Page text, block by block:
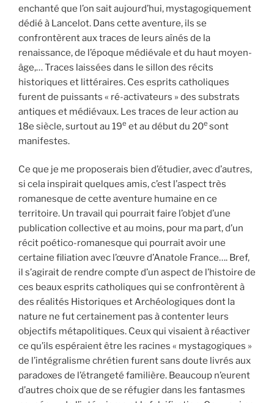
enchanté que l’on sait aujourd’hui, mystagogiquement
dédié à Lancelot. Dans cette aventure, ils se
confrontèrent aux traces de leurs aînés de la
renaissance, de l’époque médiévale et du haut moyen-
âge,… Traces laissées dans le sillon des récits
historiques et littéraires. Ces esprits catholiques
furent de puissants « ré-activateurs » des substrats
antiques et médiévaux. Les traces de leur action au
18e siècle, surtout au 19e et au début du 20e sont
manifestes.
Ce que je me proposerais bien d’étudier, avec d’autres,
si cela inspirait quelques amis, c’est l’aspect très
romanesque de cette aventure humaine en ce
territoire. Un travail qui pourrait faire l’objet d’une
publication collective et au moins, pour ma part, d’un
récit poético-romanesque qui pourrait avoir une
certaine filiation avec l’œuvre d’Anatole France…. Bref,
il s’agirait de rendre compte d’un aspect de l’histoire de
ces beaux esprits catholiques qui se confrontèrent à
des réalités Historiques et Archéologiques dont la
nature ne fut certainement pas à contenter leurs
objectifs métapolitiques. Ceux qui visaient à réactiver
ce qu’ils espéraient être les racines « mystagogiques »
de l’intégralisme chrétien furent sans doute livrés aux
paradoxes de l’étrangeté familière. Beaucoup n’eurent
d’autres choix que de se réfugier dans les fantasmes